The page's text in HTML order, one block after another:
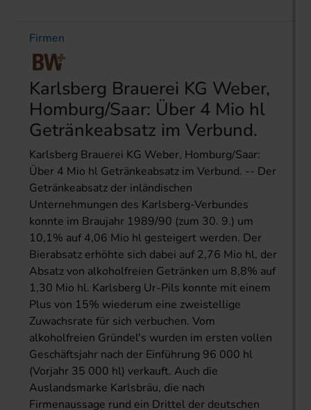
Firmen
Karlsberg Brauerei KG Weber,
Homburg/Saar: Über 4 Mio hl
Getränkeabsatz im Verbund.
Karlsberg Brauerei KG Weber, Homburg/Saar:
Über 4 Mio hl Getränkeabsatz im Verbund. -- Der
Getränkeabsatz der inländischen
Unternehmungen des Karlsberg-Verbundes
konnte im Braujahr 1989/90 (zum 30. 9.) um
10,1% auf 4,06 Mio hl gesteigert werden. Der
Bierabsatz erhöhte sich dabei auf 2,76 Mio hl, der
Absatz von alkoholfreien Getränken um 8,8% auf
1,30 Mio hl. Karlsberg Ur-Pils konnte mit einem
Plus von 15% wiederum eine zweistellige
Zuwachsrate für sich verbuchen. Vom
alkoholfreien Gründel's wurden im ersten vollen
Geschäftsjahr nach der Einführung 96 000 hl
(Vorjahr 35 000 hl) verkauft. Auch die
Auslandsmarke Karlsbräu, die nach
Firmenaussage rund ein Drittel der deutschen